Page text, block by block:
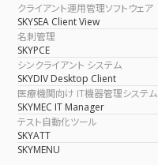
クライアント運用管理ソフトウェア
SKYSEA Client View
名刺管理
SKYPCE
シンクライアント システム
SKYDIV Desktop Client
医療機関向け IT機器管理システム
SKYMEC IT Manager
テスト自動化ツール
SKYATT
SKYMENU